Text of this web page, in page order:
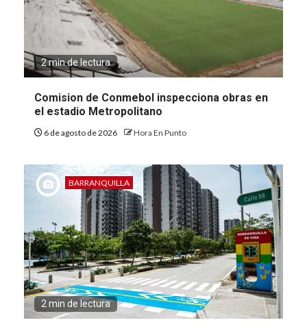
2 min de lectura
Comision de Conmebol inspecciona obras en
el estadio Metropolitano
6 de agosto de 2026 Hora En Punto
BARRANQUILLA
2 min de lectura